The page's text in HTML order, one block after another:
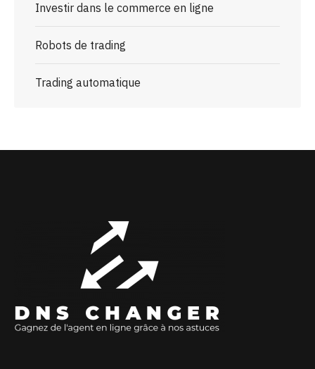
Investir dans le commerce en ligne
Robots de trading
Trading automatique